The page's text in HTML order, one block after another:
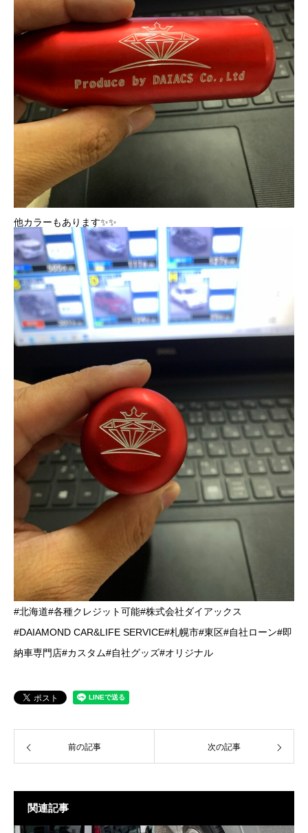
他カラーもあります✨✨
#北海道#各種クレジット可能#株式会社ダイアックス
#DAIAMOND CAR&LIFE SERVICE#札幌市#東区#自社ローン#即
納車専門店#カスタム#自社グッズ#オリジナル
前の記事 次の記事
関連記事